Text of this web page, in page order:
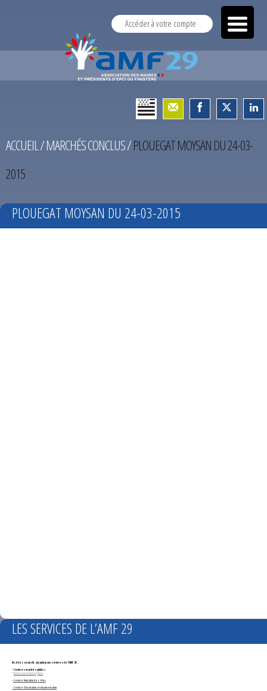
Accéder à votre compte
ACCUEIL/MARCHÉS CONCLUS/PLOUEGAT MOYSAN DU 24-03-
2015
PLOUEGAT MOYSAN DU 24-03-2015
LES SERVICES DE L’AMF 29
Accédez en un clic aux principaux services de l'AMF 29 :
- Services marchés publics :
*Annonces de marchés publics
-Service formation des élus
- Service Orientation et documentation